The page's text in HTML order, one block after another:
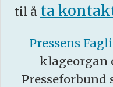
til å ta
Pressens
klageorgan